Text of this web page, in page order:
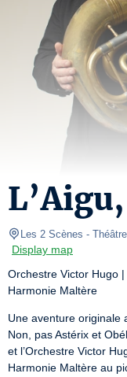
Les 2 Scènes -
Display map
Orchestre Victor Hugo
Harmonie Maltère
Une aventure originale
Non, pas Astérix et
et l’Orchestre Victor
Harmonie Maltère au